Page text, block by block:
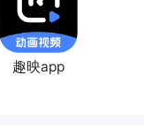
趣映app